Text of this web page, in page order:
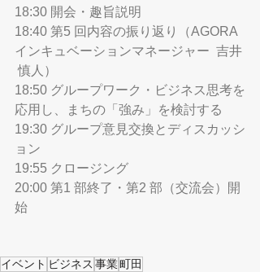
18:30 開会・趣旨説明
18:40 第5 回内容の振り返り（AGORA
インキュベーションマネージャー  吉井
慎人）
18:50 グループワーク・ビジネス思考を
応用し、まちの「強み」を検討する
19:30 グループ意見交換とディスカッシ
ョン
19:55 クロージング
20:00 第1 部終了・第2 部（交流会）開
始
イベント ビジネス 事業町田